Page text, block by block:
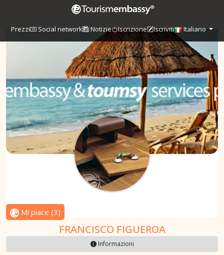
Prezzi Social network Notizie Iscrizione Iscriviti Italiano
Mi piace (3)
FRANCISCO FIGUEROA
Informazioni